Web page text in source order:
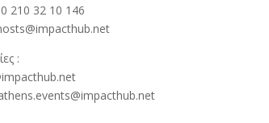
210 32 10 146
: